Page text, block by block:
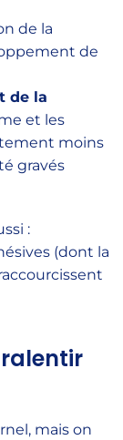
de la
de
de la
et les
moins
gravés
:
(dont la
mais on